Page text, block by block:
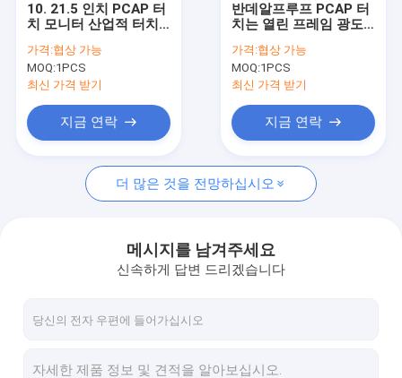
뉴스
모든 케이스
PCAP 터치 모니터
아이오 터치 PC
PCAP 터치 스크린
10. 21.5 인치 PCAP 터
치 모니터 산업적 터치
가격:협상 가능
MOQ:1PCS
최신 가격 받기
지금 연락
반데알프루프 PCAP 터
치는 열린 프레임 광도
다
가격:협상 가능
MOQ:1PCS
최신 가격 받기
지금 연락
더 많은 것을 전망하십시오
메시지를 남겨주세요
신속하게 답변 드리겠습니다